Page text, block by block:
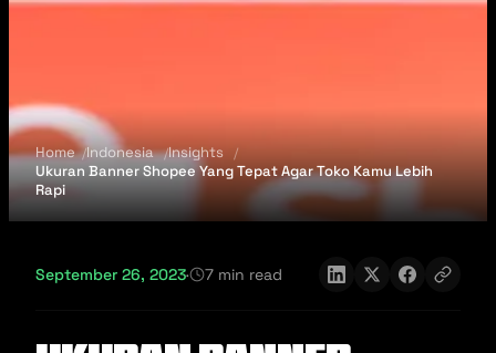
Home Indonesia
Insights
Ukuran Banner Shopee Yang Tepat Agar Toko Kamu Lebih
Rapi
September 26, 2023· 7 min read